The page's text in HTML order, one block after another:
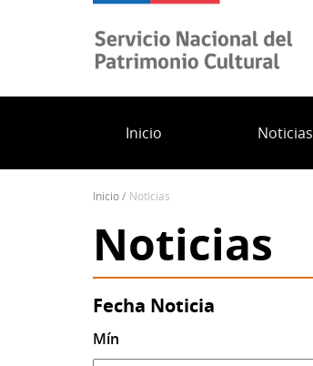
Inicio Noticias
enlaces
de
ayuda
a
la
navegación
inicio noticias
Noticias
Fecha Noticia
Mín